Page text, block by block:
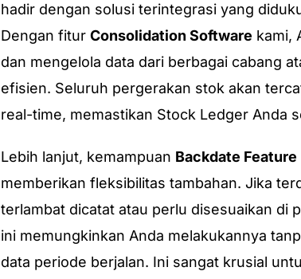
hadir dengan solusi terintegrasi yang
Dengan fitur Consolidation Software kami,
dan mengelola data dari berbagai cabang
efisien. Seluruh pergerakan stok akan
real-time, memastikan Stock Ledger Anda
Lebih lanjut, kemampuan Backdate Feature
memberikan fleksibilitas tambahan. Jika
terlambat dicatat atau perlu disesuaikan di
ini memungkinkan Anda melakukannya
data periode berjalan. Ini sangat krusial